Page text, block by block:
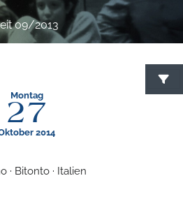
09/2013
Montag
27
2014
· Bitonto · Italien